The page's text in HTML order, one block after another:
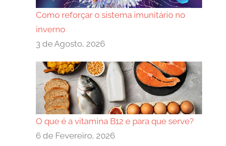
Como reforçar o sistema imunitário no
inverno
3 de Agosto, 2026
O que é a vitamina B12 e para que serve?
6 de Fevereiro, 2026